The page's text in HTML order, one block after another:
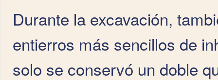
Durante la excavación,
entierros más sencillos de
solo se conservó un doble